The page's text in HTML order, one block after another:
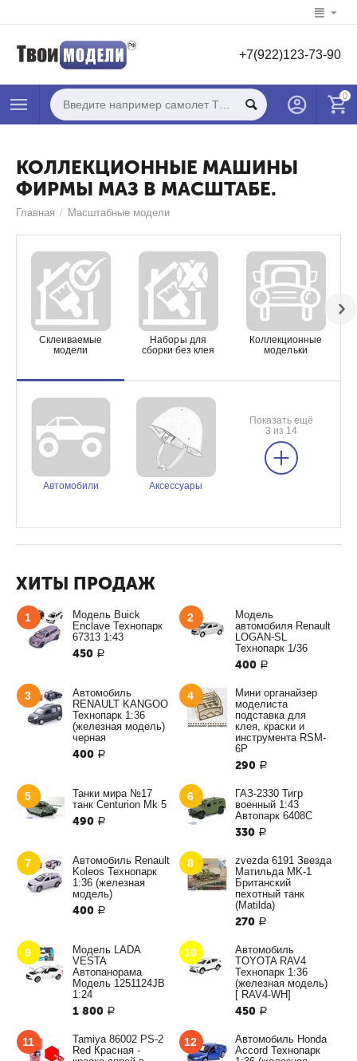
+7(922)123-73-90
0
КОЛЛЕКЦИОННЫЕ МАШИНЫ
ФИРМЫ МАЗ В МАСШТАБЕ.
Главная / Масштабные модели
Склеиваемые
модели
Наборы для
сборки без клея
Коллекционные
модельки
Автомобили Аксессуары
Показать ещё
3 из 14
ХИТЫ ПРОДАЖ
1
Модель Buick
Enclave Технопарк
67313 1:43
450 Р
2
Модель
автомобиля Renault
LOGAN-SL
Технопарк 1/36
400 Р
3
Автомобиль
RENAULT KANGOO
Технопарк 1:36
(железная модель)
черная
400 Р
4
Мини органайзер
моделиста
подставка для
клея, краски и
инструмента RSM-
6P
290 Р
5
Танки мира №17
танк Centurion Mk 5
490 Р
6
ГАЗ-2330 Тигр
военный 1:43
Автопарк 6408С
330 Р
7
Автомобиль Renault
Koleos Технопарк
1:36 (железная
модель)
400 Р
8
zvezda 6191 Звезда
Матильда MK-1
Британский
пехотный танк
(Matilda)
270 Р
9
Модель LADA
VESTA
Автопанорама
Модель 1251124JB
1:24
1 800 Р
10
Автомобиль
TOYOTA RAV4
Технопарк 1:36
(железная модель)
[ RAV4-WH]
450 Р
11
Tamiya 86002 PS-2
Red Красная -
12
Автомобиль Honda
Accord Технопарк